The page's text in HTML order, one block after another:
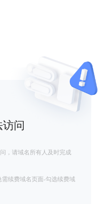
问
，请域名所有人及时完成
续费域名页面-勾选续费域